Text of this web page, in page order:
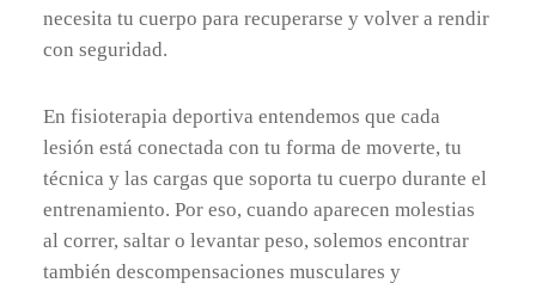
necesita tu cuerpo para recuperarse y volver a rendir
con seguridad.
En fisioterapia deportiva entendemos que cada
lesión está conectada con tu forma de moverte, tu
técnica y las cargas que soporta tu cuerpo durante el
entrenamiento. Por eso, cuando aparecen molestias
al correr, saltar o levantar peso, solemos encontrar
también descompensaciones musculares y